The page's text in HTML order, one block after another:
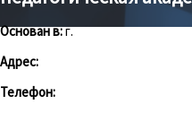
Основан в:г.
Адрес:
Телефон: